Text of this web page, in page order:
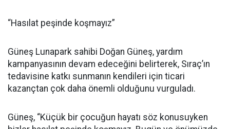
“Hasılat peşinde koşmayız”
Güneş Lunapark sahibi Doğan Güneş, yardım
kampanyasının devam edeceğini belirterek, Sıraç’ın
tedavisine katkı sunmanın kendileri için ticari
kazançtan çok daha önemli olduğunu vurguladı.
Güneş, “Küçük bir çocuğun hayatı söz konusuyken